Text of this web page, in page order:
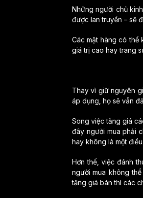
Những người chủ
được lan truyền – sẽ
Các mặt hàng có thể
giá trị cao hay trang
Thay vì giữ nguyên
áp dụng, họ sẽ vẫn
Song việc tăng giá
đây người mua phải
hay không là một
Hơn thế, việc đánh
người mua không
tăng giá bán thì các